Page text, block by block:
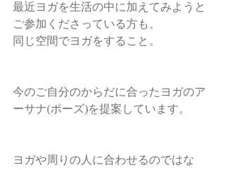
最近ヨガを生活の中に加えてみようと
ご参加くださっている方も、
同じ空間でヨガをすること。
今のご自分のからだに合ったヨガのア
ーサナ(ポーズ)を提案しています。
ヨガや周りの人に合わせるのではな